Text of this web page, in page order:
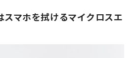
スマホを拭けるマイクロスエ